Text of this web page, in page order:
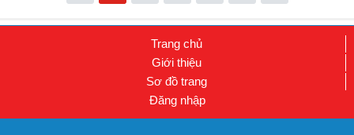
Trang chủ
Giới thiệu
Sơ đồ trang
Đăng nhập